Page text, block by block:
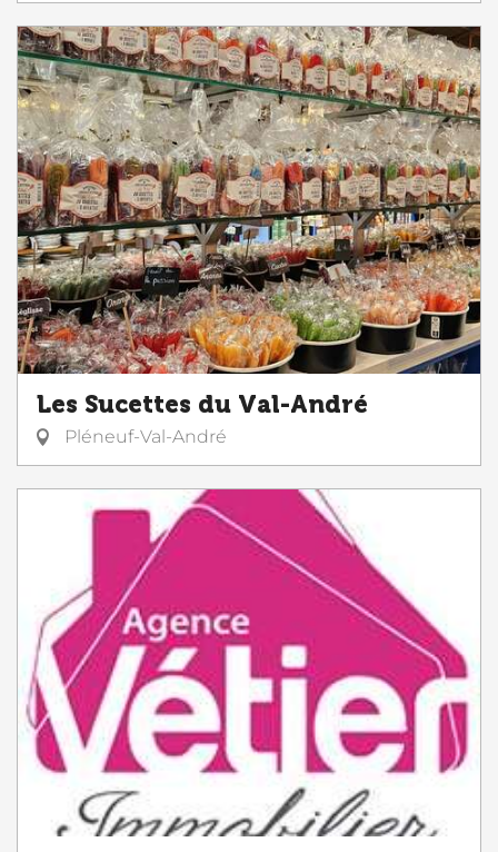
Les Sucettes du Val-André
Pléneuf-Val-André